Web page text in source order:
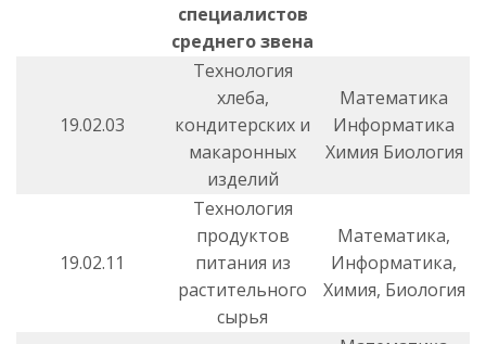
специалистов
среднего звена
19.02.03
Технология
хлеба,
кондитерских и
макаронных
изделий
Математика
Информатика
Химия Биология
19.02.11
Технология
продуктов
питания из
растительного
сырья
Математика,
Информатика,
Химия, Биология